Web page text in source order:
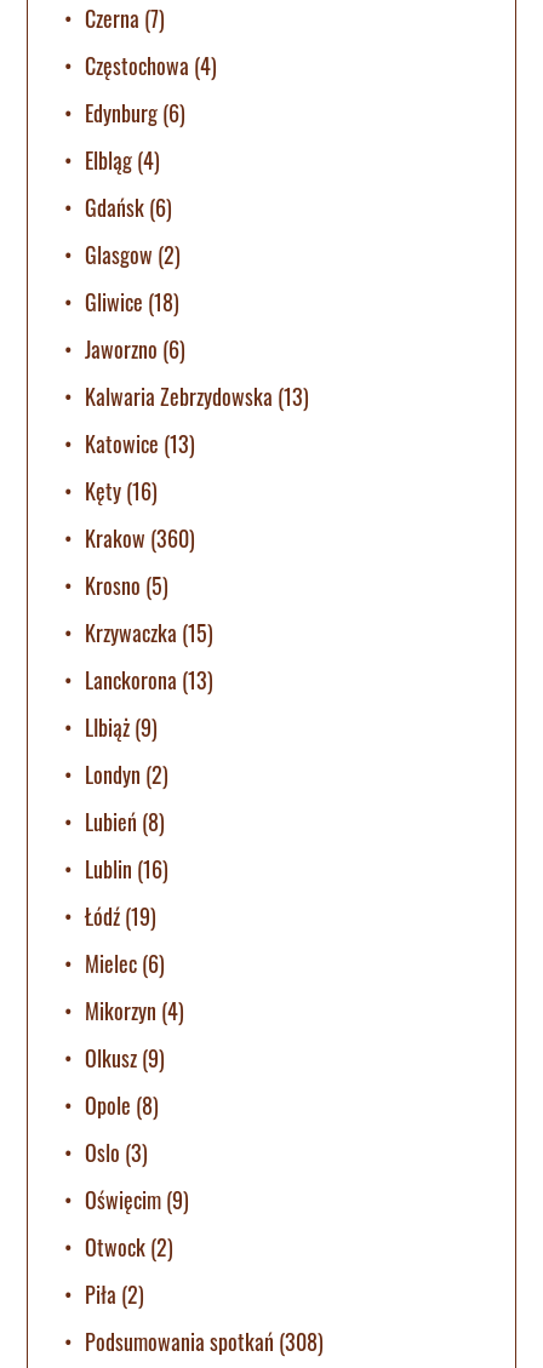
Czerna (7)
Częstochowa (4)
Edynburg(6)
Elbląg(4)
Gdańsk(6)
Glasgow (2)
Gliwice (18)
Jaworzno (6)
Kalwaria Zebrzydowska (13)
Katowice (13)
Kęty(16)
Krakow (360)
Krosno (5)
Krzywaczka (15)
Lanckorona (13)
LIbiąż(9)
Londyn (2)
Lubień (8)
Lublin (16)
Łódź(19)
Mielec(6)
Mikorzyn (4)
Olkusz(9)
Opole (8)
Oslo (3)
Oświęcim(9)
Otwock(2)
Piła (2)
Podsumowania spotkań (308)